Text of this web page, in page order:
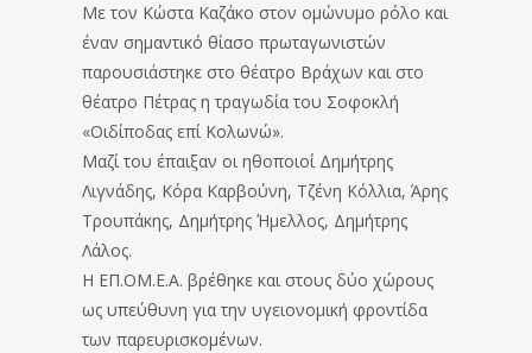
Με τον Κώστα Καζάκο στον ομώνυμο ρόλο και
έναν σημαντικό θίασο πρωταγωνιστών
παρουσιάστηκε στο θέατρο Βράχων και στο
θέατρο Πέτρας η τραγωδία του Σοφοκλή
«Οιδίποδας επί Κολωνώ».
Μαζί του έπαιξαν οι ηθοποιοί Δημήτρης
Λιγνάδης, Κόρα Καρβούνη, Τζένη Κόλλια, Άρης
Τρουπάκης, Δημήτρης Ήμελλος, Δημήτρης
Λάλος.
Η ΕΠ.ΟΜ.Ε.Α. βρέθηκε και στους δύο χώρους
ως υπεύθυνη για την υγειονομική φροντίδα
των παρευρισκομένων.